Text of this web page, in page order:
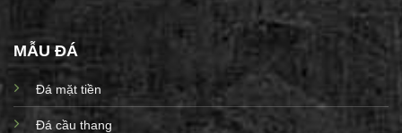
MẪU ĐÁ
Đá mặt tiền
Đá cầu thang